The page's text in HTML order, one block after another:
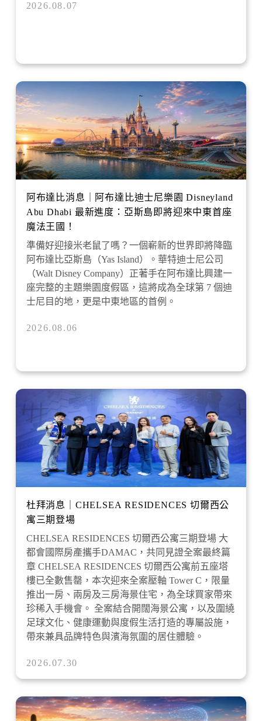
2026.08.07
阿布達比消息｜阿布達比迪士尼樂園 Disneyland
Abu Dhabi 最新進度：亞斯島即將迎來中東首座
魔法王國！
準備好迎接米老鼠了嗎？一個嶄新的世界即將降臨
阿布達比亞斯島（Yas Island）。華特迪士尼公司
（Walt Disney Company）正著手在阿布達比興建一
座完整的主題樂園度假區，這將成為全球第 7 個迪
士尼目的地，更是中東地區的首例。
2026.08.06
杜拜消息｜CHELSEA RESIDENCES 切爾西公
寓三期登場
CHELSEA RESIDENCES 切爾西公寓三期登場 大
都會國際房產攜手DAMAC，共同見證全案最終篇
章 CHELSEA RESIDENCES 切爾西公寓前五座塔
樓已全數售罄，本次迎來全案壓軸 Tower C，限量
推出一房、兩房及三房海景住宅，為全球買家帶來
珍稀入手機會。 全案結合開闊海景公寓，以及圍繞
足球文化、健康運動與度假生活打造的專屬設施，
帶來兼具品牌特色與濱海氛圍的居住體驗。
2026.07.30